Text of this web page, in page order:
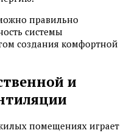
правильно
системы
создания комфортной
и
помещениях играет